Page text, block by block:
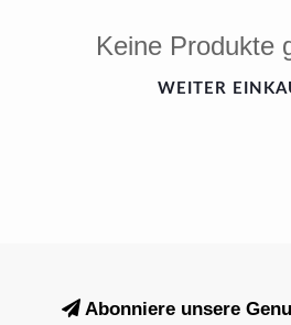
Keine Produkte
WEITER
Abonniere unsere